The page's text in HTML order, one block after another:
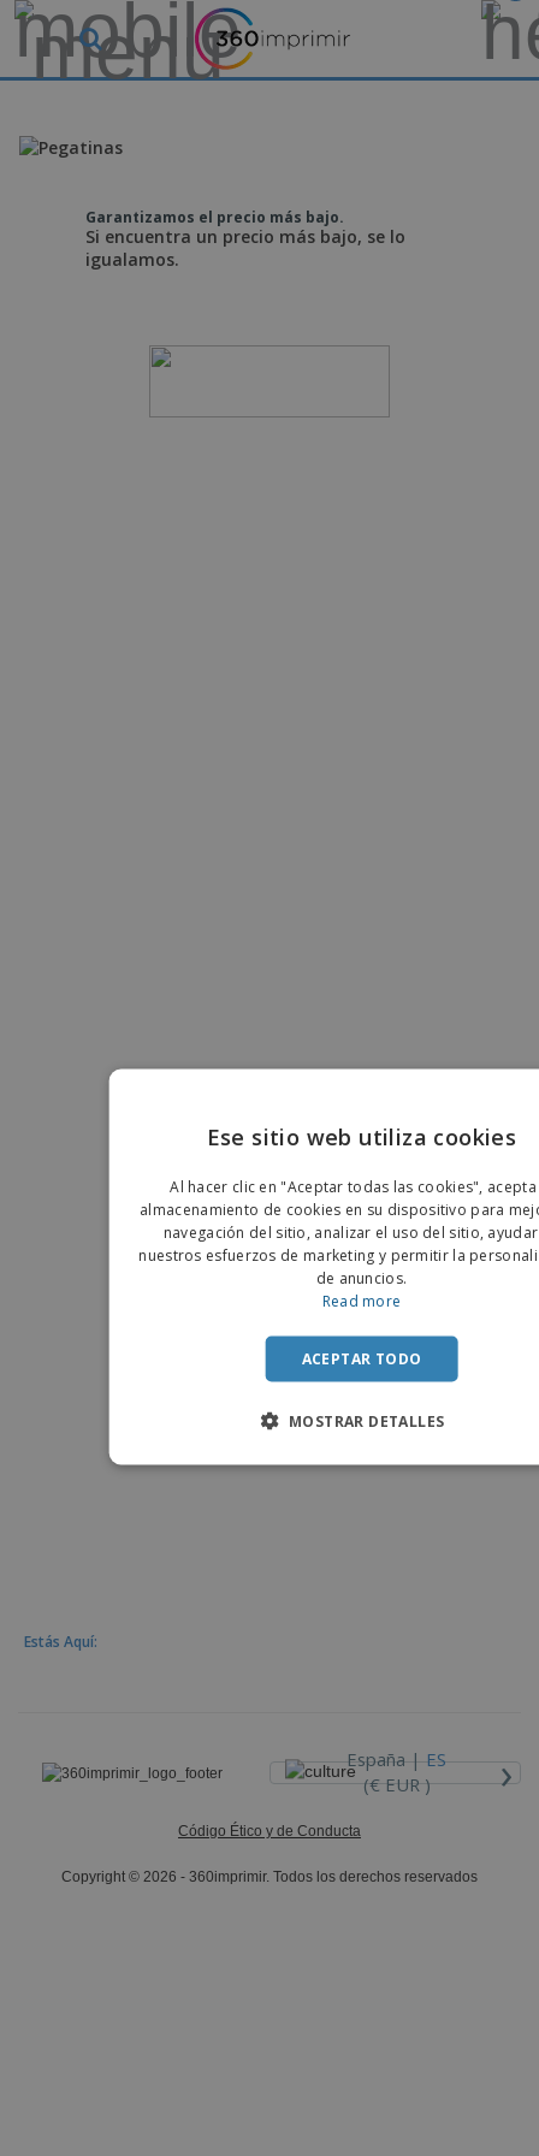
Garantizamos el precio más bajo.
Si encuentra un precio más bajo, se lo
igualamos.
Estás Aquí:
España |ES
(€ EUR )
›
Código Ético y de Conducta
Copyright © 2026 - 360imprimir. Todos los derechos reservados
Ese sitio web utiliza cookies
Al hacer clic en "Aceptar todas las cookies",
almacenamiento de cookies en su dispositivo para
navegación del sitio, analizar el uso del sitio,
nuestros esfuerzos de marketing y permitir la
de anuncios.
Read more
ACEPTAR TODO
MOSTRAR DETALLES